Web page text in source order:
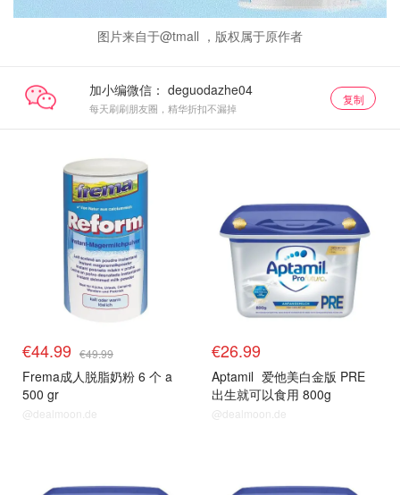
图片来自于@tmall ，版权属于原作者
加小编微信：
每天刷刷朋友圈，精华折扣不漏掉
复制
成人奶粉
€44.99 €49.99
Frema成人脱脂奶粉 6 个 a
500 gr
@dealmoon.de
€26.99
Aptamil 爱他美白金版 PRE
出生就可以食用 800g
@dealmoon.de